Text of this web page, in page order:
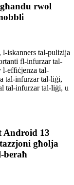
rwol
iskanners tal-pulizija
fl-infurzar tal-
l-effiċjenza tal-
tal-infurzar tal-liġi,
tal-infurzar tal-liġi, u
Android 13
għolja
beraħ